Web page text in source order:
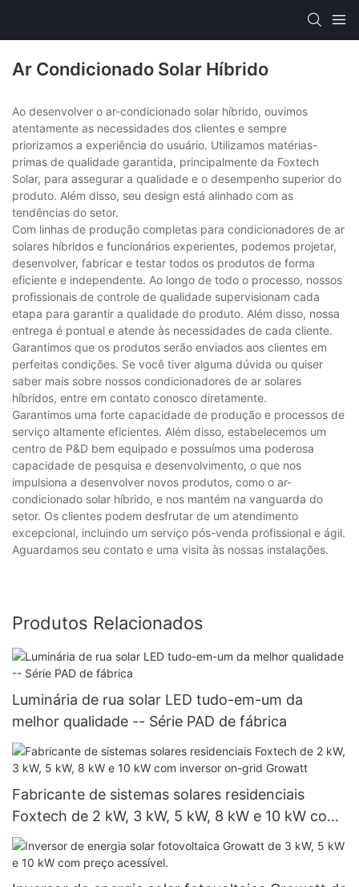
Ar Condicionado Solar Híbrido
Ao desenvolver o ar-condicionado solar híbrido, ouvimos
atentamente as necessidades dos clientes e sempre
priorizamos a experiência do usuário. Utilizamos matérias-
primas de qualidade garantida, principalmente da Foxtech
Solar, para assegurar a qualidade e o desempenho superior do
produto. Além disso, seu design está alinhado com as
tendências do setor.
Com linhas de produção completas para condicionadores de ar
solares híbridos e funcionários experientes, podemos projetar,
desenvolver, fabricar e testar todos os produtos de forma
eficiente e independente. Ao longo de todo o processo, nossos
profissionais de controle de qualidade supervisionam cada
etapa para garantir a qualidade do produto. Além disso, nossa
entrega é pontual e atende às necessidades de cada cliente.
Garantimos que os produtos serão enviados aos clientes em
perfeitas condições. Se você tiver alguma dúvida ou quiser
saber mais sobre nossos condicionadores de ar solares
híbridos, entre em contato conosco diretamente.
Garantimos uma forte capacidade de produção e processos de
serviço altamente eficientes. Além disso, estabelecemos um
centro de P&D bem equipado e possuímos uma poderosa
capacidade de pesquisa e desenvolvimento, o que nos
impulsiona a desenvolver novos produtos, como o ar-
condicionado solar híbrido, e nos mantém na vanguarda do
setor. Os clientes podem desfrutar de um atendimento
excepcional, incluindo um serviço pós-venda profissional e ágil.
Aguardamos seu contato e uma visita às nossas instalações.
Produtos Relacionados
Luminária de rua solar LED tudo-em-um da
melhor qualidade -- Série PAD de fábrica
Fabricante de sistemas solares residenciais
Foxtech de 2 kW, 3 kW, 5 kW, 8 kW e 10 kW com
inversor on-grid Growatt